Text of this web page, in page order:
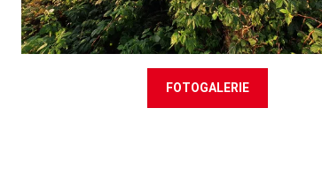
FOTOGALERIE